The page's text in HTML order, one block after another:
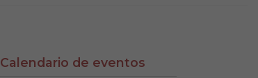
Calendario de eventos